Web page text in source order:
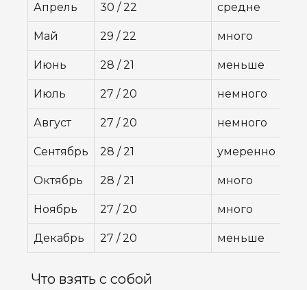
Апрель 30 / 22 средне
Май 29 / 22 много
Июнь 28 / 21 меньше
Июль 27 / 20 немного
Август 27 / 20 немного
Сентябрь 28 / 21 умеренно
Октябрь 28 / 21 много
Ноябрь 27 / 20 много
Декабрь 27 / 20 меньше
Что взять с собой